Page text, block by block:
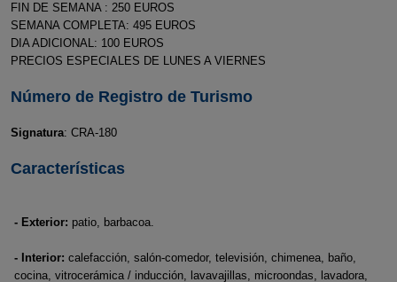
FIN DE SEMANA : 250 EUROS
SEMANA COMPLETA: 495 EUROS
DIA ADICIONAL: 100 EUROS
PRECIOS ESPECIALES DE LUNES A VIERNES
Número de Registro de Turismo
Signatura: CRA-180
Características
- Exterior: patio, barbacoa.
- Interior: calefacción, salón-comedor, televisión, chimenea, baño,
cocina, vitrocerámica / inducción, lavavajillas, microondas, lavadora,